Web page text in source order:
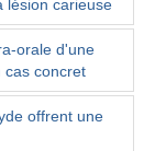
lésion carieuse
orale d'une
cas concret
offrent une